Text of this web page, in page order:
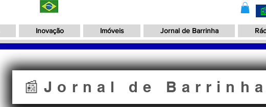
Inovação Imóveis Jornal de Barrinha
📰Jornal de Barrinha